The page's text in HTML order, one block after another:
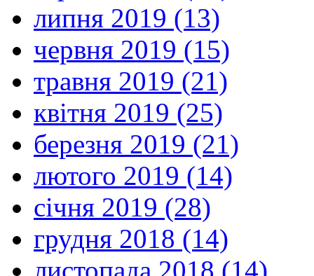
липня 2019 (13)
червня 2019 (15)
травня 2019 (21)
квітня 2019 (25)
березня 2019 (21)
лютого 2019 (14)
січня 2019 (28)
грудня 2018 (14)
листопада 2018 (14)